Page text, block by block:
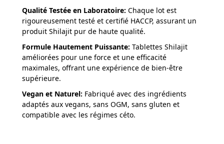
Qualité Testée en Laboratoire: Chaque lot est
rigoureusement testé et certifié HACCP, assurant un
produit Shilajit pur de haute qualité.
Formule Hautement Puissante: Tablettes Shilajit
améliorées pour une force et une efficacité
maximales, offrant une expérience de bien-être
supérieure.
Vegan et Naturel: Fabriqué avec des ingrédients
adaptés aux vegans, sans OGM, sans gluten et
compatible avec les régimes céto.